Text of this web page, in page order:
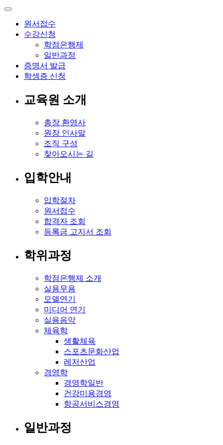
원서접수
수강신청
학점은행제
일반과정
증명서 발급
학생증 신청
교육원 소개
총장 환영사
원장 인사말
조직 구성
찾아오시는 길
입학안내
입학절차
원서접수
합격자 조회
등록금 고지서 조회
학위과정
학점은행제 소개
실용무용
모델연기
미디어 연기
실용음악
체육학
생활체육
스포츠문화산업
레저산업
경영학
경영학일반
건강미용경영
항공서비스경영
일반과정